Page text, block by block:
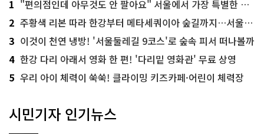
1 "편의점인데 아무것도 안 팔아요" 서울에서 가장 특별한 편의점의 정체
2 주황색 리본 따라 한강부터 메타세쿼이아 숲길까지…서울둘레길 15코스
3 이것이 천연 냉방! '서울둘레길 9코스'로 숲속 피서 떠나볼까
4 한강 다리 아래서 영화 한 편! '다리밑 영화관' 무료 상영
5 우리 아이 체력이 쑥쑥! 클라이밍 키즈카페·어린이 체력장
시민기자 인기뉴스